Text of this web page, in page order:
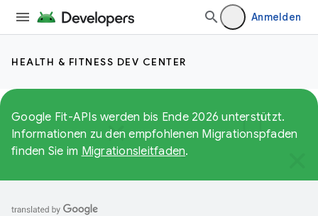
Anmelden
HEALTH & FITNESS DEV CENTER
Google Fit-APIs werden bis Ende 2026 unterstützt.
Informationen zu den empfohlenen Migrationspfaden
finden Sie im Migrationsleitfaden.